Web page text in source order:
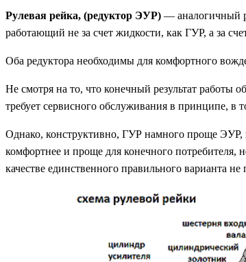
Рулевая рейка, (редуктор ЭУР) — аналогичный
работающий не за счет жидкости, как ГУР, а за
Оба редуктора необходимы для комфортного
Не смотря на то, что конечный результат работы
требует сервисного обслуживания в принципе, в
Однако, конструктивно, ГУР намного проще ЭУР,
комфортнее и проще для конечного
качестве единственного правильного варианта